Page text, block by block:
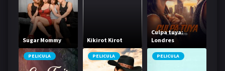
Sugar Mommy Kikirot Kirot
Culpa tuya:
Londres
PELICULA PELICULA PELICULA